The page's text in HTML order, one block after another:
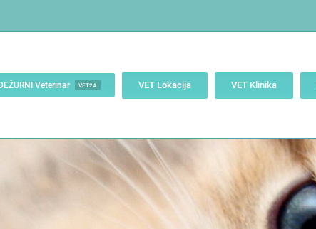
Veterinar VET24 VET Lokacija VET Klinika